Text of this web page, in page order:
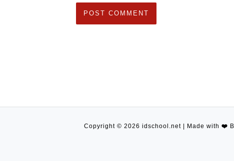
Copyright © 2026 idschool.net | Made with ❤️